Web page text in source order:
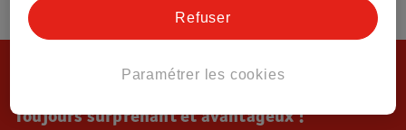
Toujours surprenant et avantageux !
Paramétrer les cookies
Refuser